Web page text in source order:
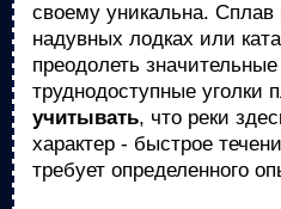
своему уникальна.
надувных лодках или
преодолеть
труднодоступные уголки
учитывать, что реки
характер - быстрое
требует определенного